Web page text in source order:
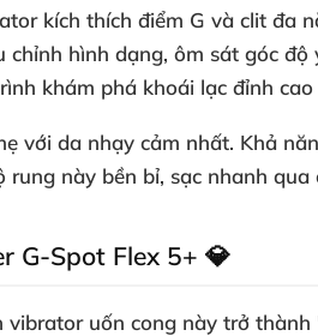
kích thích điểm G và clit đa
hình dạng, ôm sát góc
khám phá khoái lạc đỉnh cao
với da nhạy cảm nhất. Khả
rung này bền bỉ, sạc nhanh
G-Spot Flex 5+ 💎
vibrator uốn cong này trở